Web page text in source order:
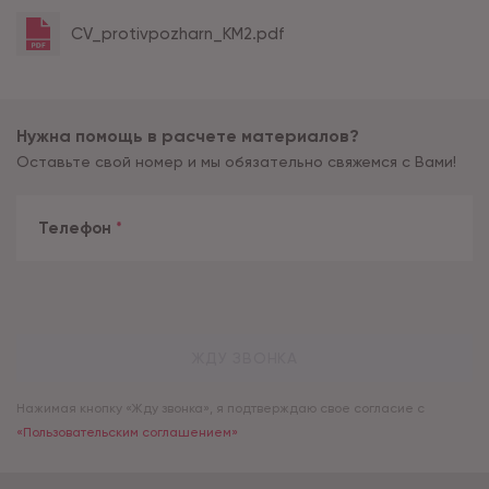
CV_protivpozharn_KM2.pdf
Нужна помощь в расчете материалов?
Оставьте свой номер и мы обязательно свяжемся с Вами!
Телефон *
Нажимая кнопку «Жду звонка», я подтверждаю свое согласие с
«Пользовательским соглашением»